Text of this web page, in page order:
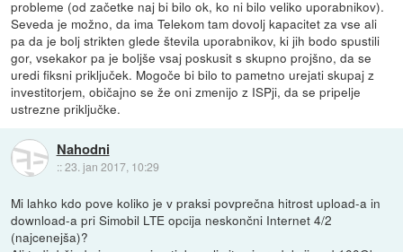
probleme (od začetke naj bi bilo ok, ko ni bilo veliko uporabnikov).
Seveda je možno, da ima Telekom tam dovolj kapacitet za vse ali
pa da je bolj strikten glede števila uporabnikov, ki jih bodo spustili
gor, vsekakor pa je boljše vsaj poskusit s skupno projšno, da se
uredi fiksni priključek. Mogoče bi bilo to pametno urejati skupaj z
investitorjem, običajno se že oni zmenijo z ISPji, da se pripelje
ustrezne priključke.
Nahodni
::23. jan 2017, 10:29
Mi lahko kdo pove koliko je v praksi povprečna hitrost upload-a in
download-a pri Simobil LTE opcija neskončni Internet 4/2
(najcenejša)?